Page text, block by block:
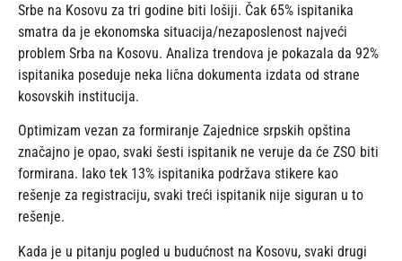
Srbe na Kosovu za tri godine biti lošiji. Čak 65% ispitanika
smatra da je ekonomska situacija/nezaposlenost najveći
problem Srba na Kosovu. Analiza trendova je pokazala da 92%
ispitanika poseduje neka lična dokumenta izdata od strane
kosovskih institucija.
Optimizam vezan za formiranje Zajednice srpskih opština
značajno je opao, svaki šesti ispitanik ne veruje da će ZSO biti
formirana. Iako tek 13% ispitanika podržava stikere kao
rešenje za registraciju, svaki treći ispitanik nije siguran u to
rešenje.
Kada je u pitanju pogled u budućnost na Kosovu, svaki drugi